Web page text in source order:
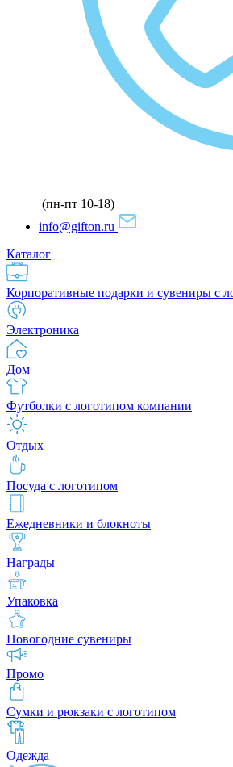
(пн-пт 10-18)
info@gifton.ru
Каталог
Корпоративные подарки и сувениры с
Электроника
Дом
Футболки с логотипом компании
Отдых
Посуда с логотипом
Ежедневники и блокноты
Награды
Упаковка
Новогодние сувениры
Промо
Сумки и рюкзаки с логотипом
Одежда